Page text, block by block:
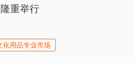
重举行
化用品专业市场